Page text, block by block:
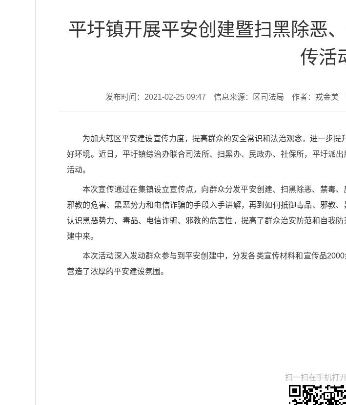
平圩镇开展平安创建暨扫黑除恶
传活
发布时间：2021-02-25 09:47 信息来源：区司法局 作者：戎金美
为加大辖区平安建设宣传力度，提高群众的安全常识和法治观念，进一步
好环境。近日，平圩镇综治办联合司法所、扫黑办、民政办、社保所，平圩派
活动。
本次宣传通过在集镇设立宣传点，向群众分发平安创建、扫黑除恶、禁毒
邪教的危害、黑恶势力和电信诈骗的手段入手讲解，再到如何抵御毒品、邪教
认识黑恶势力、毒品、电信诈骗、邪教的危害性，提高了群众治安防范和自我
建中来。
本次活动深入发动群众参与到平安创建中，分发各类宣传材料和宣传品
营造了浓厚的平安建设氛围。
扫一扫在手机打